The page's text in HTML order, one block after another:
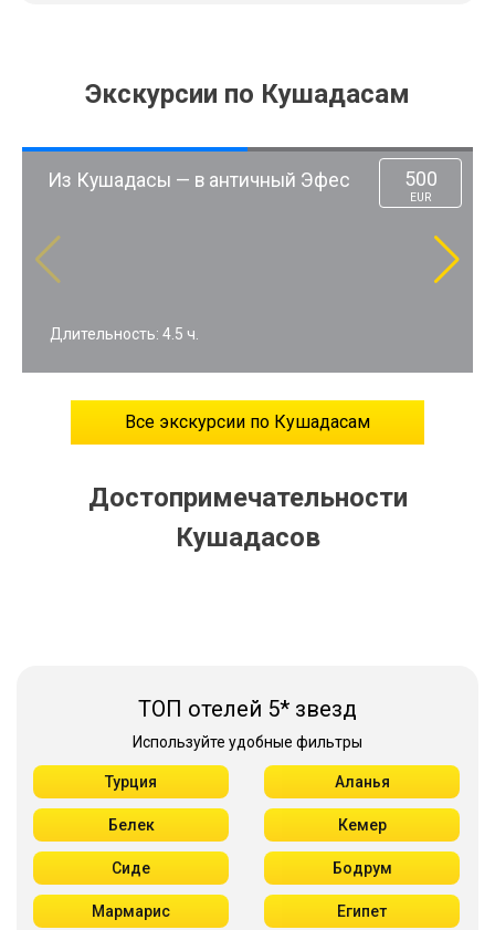
Экскурсии по Кушадасам
Эфес 500
Эфес и его
Кушадасы
Все экскурсии по Кушадасам
Достопримечательности
Кушадасов
ТОП отелей 5* звезд
Используйте удобные фильтры
Турция Аланья
Белек Кемер
Сиде Бодрум
Мармарис Египет